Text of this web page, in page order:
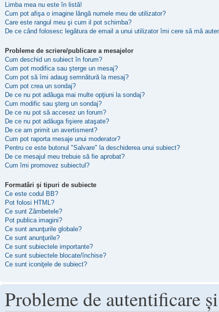
Limba mea nu este în listă!
Cum pot afişa o imagine lângă numele meu de utilizator?
Care este rangul meu şi cum il pot schimba?
De ce când folosesc legătura de email a unui utilizator îmi cere să mă
Probleme de scriere/publicare a mesajelor
Cum deschid un subiect în forum?
Cum pot modifica sau şterge un mesaj?
Cum pot să îmi adaug semnătură la mesaj?
Cum pot crea un sondaj?
De ce nu pot adăuga mai multe opţiuni la sondaj?
Cum modific sau şterg un sondaj?
De ce nu pot să accesez un forum?
De ce nu pot adăuga fişiere ataşate?
De ce am primit un avertisment?
Cum pot raporta mesaje unui moderator?
Pentru ce este butonul "Salvare" la deschiderea unui subiect?
De ce mesajul meu trebuie să fie aprobat?
Cum îmi promovez subiectul?
Formatări şi tipuri de subiecte
Ce este codul BB?
Pot folosi HTML?
Ce sunt Zâmbetele?
Pot publica imagini?
Ce sunt anunţurile globale?
Ce sunt anunţurile?
Ce sunt subiectele importante?
Ce sunt subiectele blocate/închise?
Ce sunt iconiţele de subiect?
Probleme de autentificare